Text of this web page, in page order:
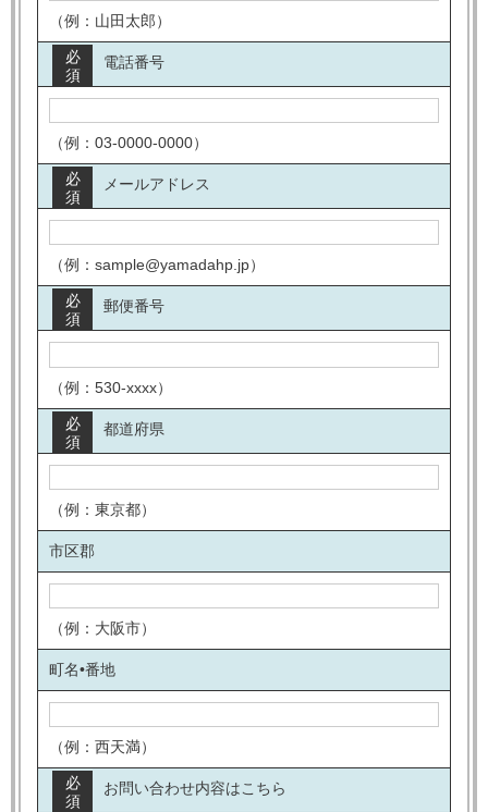
（例：山田太郎）
電話番号
必
須
（例：03-0000-0000）
メールアドレス
必
須
（例：sample@yamadahp.jp）
郵便番号
必
須
（例：530-xxxx）
都道府県
必
須
（例：東京都）
市区郡
（例：大阪市）
町名•番地
（例：西天満）
お問い合わせ内容はこちら
必
須